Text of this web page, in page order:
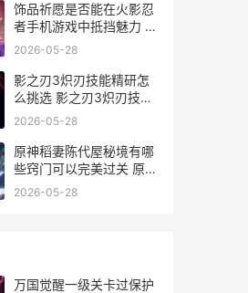
饰品祈愿是否能在火影忍
者手机游戏中抵挡魅力 饰
品祈愿是否能送人
2026-05-28
影之刃3炽刃技能精研怎
么挑选 影之刃3炽刃技能
精炼
2026-05-28
原神稻妻陈代屋秘境有哪
些窍门可以完美过关 原神
稻妻的阵代屋敷秘境
2026-05-28
万国觉醒一级关卡过保护